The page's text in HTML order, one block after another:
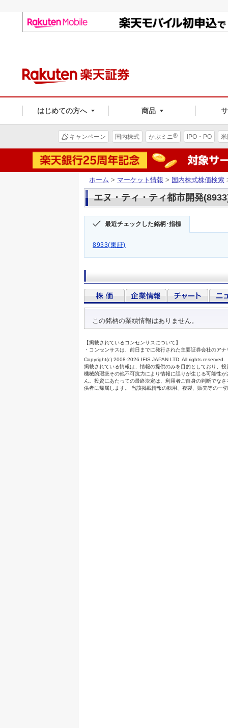
はじめての方へ 商品
キャンペーン 国内株式 かぶミニ® IPO・PO
ホーム > マーケット情報 > 国内株式株価検索
エヌ・ティ・ティ都市開発
最近チェックした銘柄･指標
8933(東証)